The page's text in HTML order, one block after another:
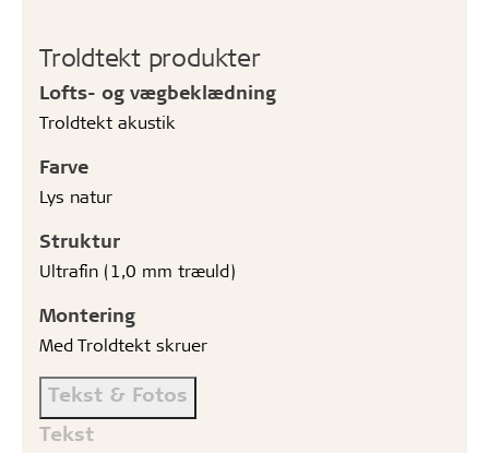
Troldtekt produkter
Lofts- og vægbeklædning
Troldtekt akustik
Farve
Lys natur
Struktur
Ultrafin (1,0 mm træuld)
Montering
Med Troldtekt skruer
Tekst & Fotos
Tekst